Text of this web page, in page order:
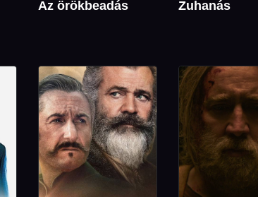
Az örökbeadás Zuhanás